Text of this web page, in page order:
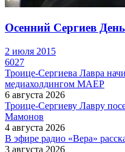
Осенний Сергиев
2 июля 2015
6027
Троице-Сергиева Лавра
медиахолдингом МАЕР
6 августа 2026
Троице-Сергиеву Лавру
Мамонов
4 августа 2026
В эфире радио «Вера»
3 августа 2026